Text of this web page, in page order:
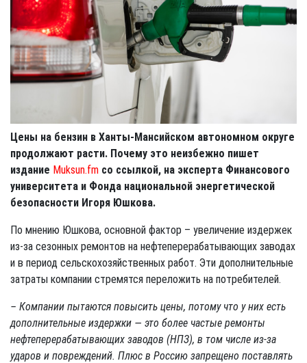
Цены на бензин в Ханты-Мансийском автономном округе
продолжают расти. Почему это неизбежно пишет
издание Muksun.fm со ссылкой, на эксперта Финансового
университета и Фонда национальной энергетической
безопасности Игоря Юшкова.
По мнению Юшкова, основной фактор – увеличение издержек
из-за сезонных ремонтов на нефтеперерабатывающих заводах
и в период сельскохозяйственных работ. Эти дополнительные
затраты компании стремятся переложить на потребителей.
– Компании пытаются повысить цены, потому что у них есть
дополнительные издержки — это более частые ремонты
нефтеперерабатывающих заводов (НПЗ), в том числе из-за
ударов и повреждений. Плюс в Россию запрещено поставлять